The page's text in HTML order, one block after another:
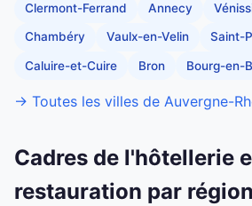
Clermont-Ferrand Annecy
Chambéry Vaulx-en-Velin Saint-
Caluire-et-Cuire Bron Bourg-en-
→ Toutes les villes de Auvergne-
Cadres de l'hôtellerie
restauration par région